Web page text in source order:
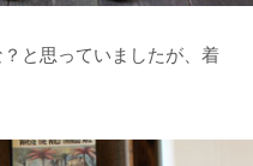
と思っていましたが、着